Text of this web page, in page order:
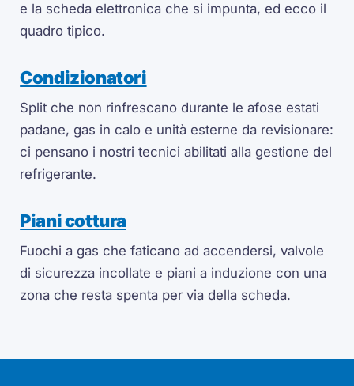
e la scheda elettronica che si impunta, ed ecco il
quadro tipico.
Condizionatori
Split che non rinfrescano durante le afose estati
padane, gas in calo e unità esterne da revisionare:
ci pensano i nostri tecnici abilitati alla gestione del
refrigerante.
Piani cottura
Fuochi a gas che faticano ad accendersi, valvole
di sicurezza incollate e piani a induzione con una
zona che resta spenta per via della scheda.